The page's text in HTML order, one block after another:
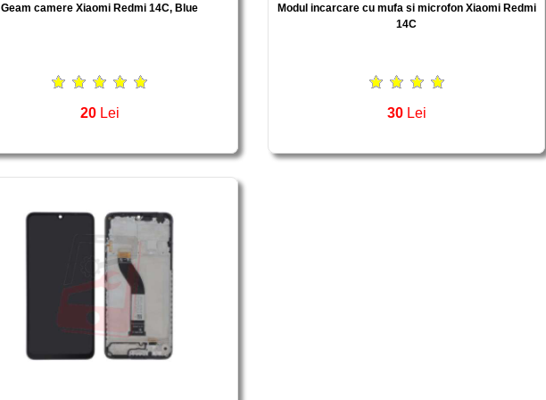
Geam camere Xiaomi Redmi 14C, Blue
20 Lei
Modul incarcare cu mufa si microfon Xiaomi Redmi
14C
30 Lei